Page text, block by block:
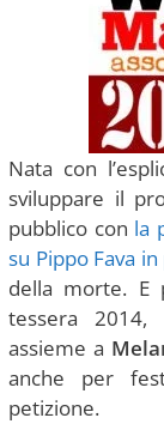
Nata con
sviluppare il
pubblico con la
su Pippo Fava
della morte. E
tessera 2014,
assieme a
anche per
petizione.